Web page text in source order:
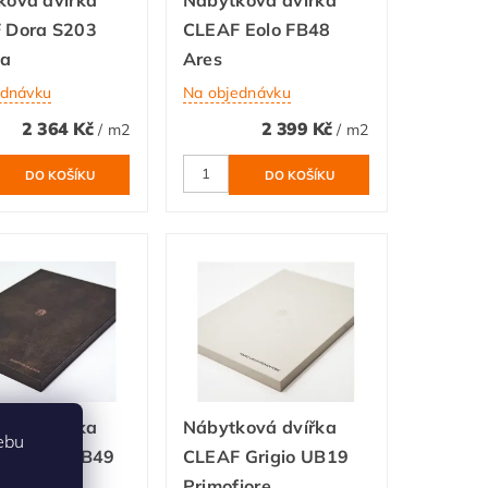
Dora S203
2 364 Kč / m2
CLEAF Eolo FB48
Ares
Na objednávku
2 399 Kč/ m2
dvířka
Glauco FB49
Nábytková dvířka
CLEAF Grigio UB19